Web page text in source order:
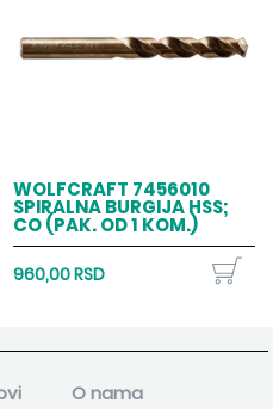
WOLFCRAFT 7456010
SPIRALNA BURGIJA HSS;
CO (PAK. OD 1 KOM.)
960,00 RSD
O nama